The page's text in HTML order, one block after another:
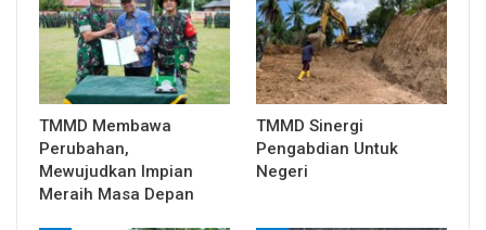
TMMD Membawa
Perubahan,
Mewujudkan Impian
Meraih Masa Depan
TMMD Sinergi
Pengabdian Untuk
Negeri